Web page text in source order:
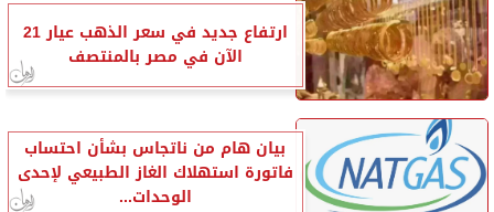
ارتفاع جديد في سعر الذهب عيار 21
الآن في مصر بالمنتصف
بيان هام من ناتجاس بشأن احتساب
فاتورة استهلاك الغاز الطبيعي لإحدى
الوحدات...